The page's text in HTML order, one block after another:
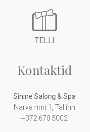
TELLI
Kontaktid
Sinine Salong & Spa
Narva mnt 1, Tallinn
+372 670 5002